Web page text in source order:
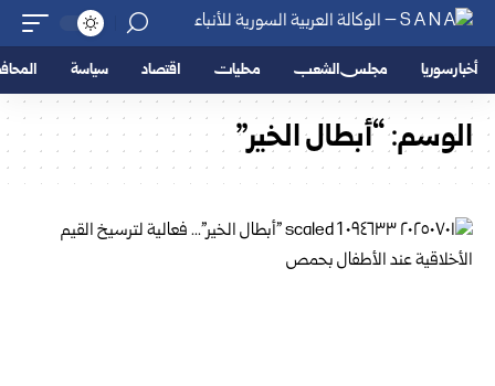
أخبار سوريا مجلس الشعب محليات اقتصاد سياسة
الوسم:“أبطال الخير”